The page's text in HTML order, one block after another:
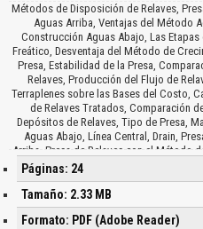
Métodos de Disposición de Relaves,
Aguas Arriba, Ventajas del Método
Construcción Aguas Abajo, Las
Freático, Desventaja del Método de
Presa, Estabilidad de la Presa,
Relaves, Producción del Flujo de
Terraplenes sobre las Bases del Costo,
de Relaves Tratados, Comparación
Depósitos de Relaves, Tipo de Presa,
Aguas Abajo, Línea Central, Drain,
Arriba, Presa de Relaves con el Método
Playa de Relave, Línea de Descarga de
Nivel Freático, Comparación de los
Métodos, Costo del Depósito,
Eficiencia, Tiempo de Almacenamiento,
con el Método de
Páginas: 24
Tamaño: 2.33 MB
Formato: PDF (Adobe Reader)